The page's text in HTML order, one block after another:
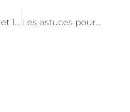
Les soudeurs et la gestion de projet à Paris : rôle et responsabilités Les astuces pour choisir le bon entrepreneur pour vos travaux de rénovation